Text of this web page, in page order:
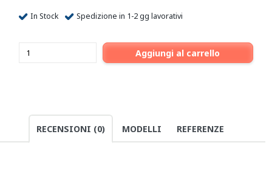
In Stock Spedizione in 1-2 gg lavorativi
Aggiungi al carrello
RECENSIONI (0) MODELLI REFERENZE